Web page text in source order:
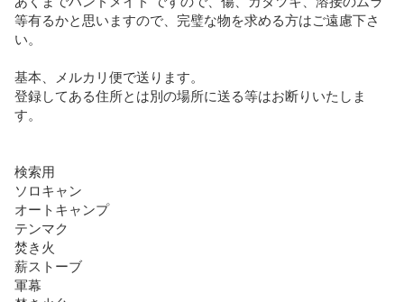
等有るかと思いますので、完璧な物を求める方はご遠慮下さ
い。
基本、メルカリ便で送ります。
登録してある住所とは別の場所に送る等はお断りいたしま
す。
検索用
ソロキャン
オートキャンプ
テンマク
焚き火
薪ストーブ
軍幕